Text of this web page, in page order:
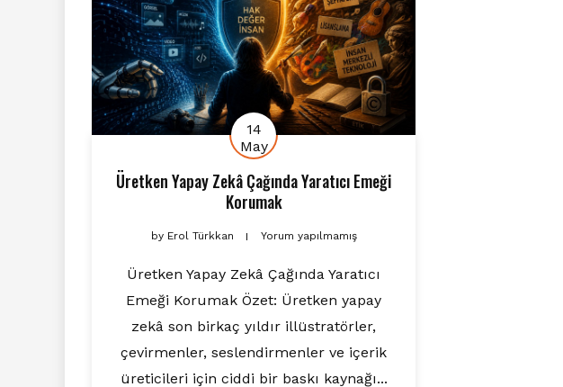
14
May
Üretken Yapay Zekâ Çağında Yaratıcı Emeği
Korumak
byErol Türkkan Yorum yapılmamış
Üretken Yapay Zekâ Çağında Yaratıcı
Emeği Korumak Özet: Üretken yapay
zekâ son birkaç yıldır illüstratörler,
çevirmenler, seslendirmenler ve içerik
üreticileri için ciddi bir baskı kaynağı...